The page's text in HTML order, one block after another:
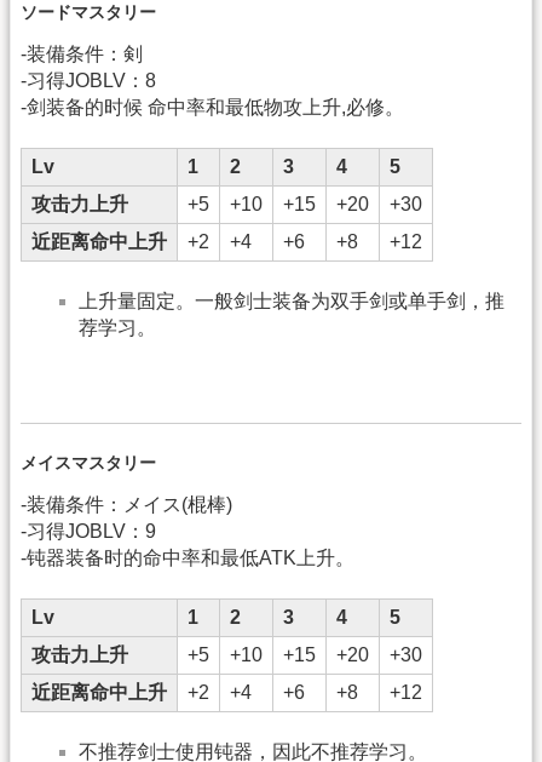
ソードマスタリー
-装備条件：剣
-习得JOBLV：8
-剑装备的时候 命中率和最低物攻上升,必修。
Lv 1 2 3 4
5
攻击力上升
+5 +10 +15 +20
+30
近距离命中上升
+2 +4 +6 +8 +12
上升量固定。一般剑士装备为双手剑或单手剑，推
荐学习。
メイスマスタリー
-装備条件：メイス(棍棒)
-习得JOBLV：9
-钝器装备时的命中率和最低ATK上升。
Lv 1 2 3 4
5
攻击力上升
+5 +10 +15 +20
+30
近距离命中上升
+2 +4 +6 +8 +12
不推荐剑士使用钝器，因此不推荐学习。